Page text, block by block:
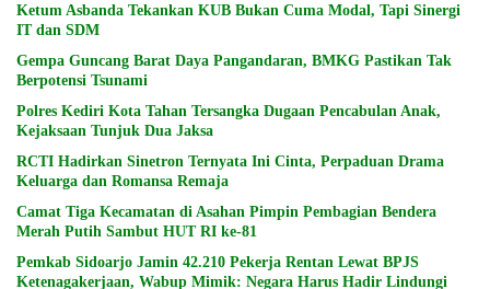
Ketum Asbanda Tekankan KUB Bukan Cuma Modal, Tapi Sinergi
IT dan SDM
Gempa Guncang Barat Daya Pangandaran, BMKG Pastikan Tak
Berpotensi Tsunami
Polres Kediri Kota Tahan Tersangka Dugaan Pencabulan Anak,
Kejaksaan Tunjuk Dua Jaksa
RCTI Hadirkan Sinetron Ternyata Ini Cinta, Perpaduan Drama
Keluarga dan Romansa Remaja
Camat Tiga Kecamatan di Asahan Pimpin Pembagian Bendera
Merah Putih Sambut HUT RI ke-81
Pemkab Sidoarjo Jamin 42.210 Pekerja Rentan Lewat BPJS
Ketenagakerjaan, Wabup Mimik: Negara Harus Hadir Lindungi